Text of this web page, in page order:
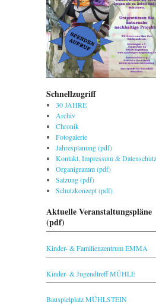
Schnellzugriff
30 JAHRE
Archiv
Chronik
Fotogalerie
Jahresplanung (pdf)
Kontakt, Impressum & Datenschutz
Organigramm (pdf)
Satzung (pdf)
Schutzkonzept (pdf)
Aktuelle Veranstaltungspläne
(pdf)
Kinder- & Familienzentrum EMMA
Kinder- & Jugendtreff MÜHLE
Bauspielplatz MÜHLSTEIN